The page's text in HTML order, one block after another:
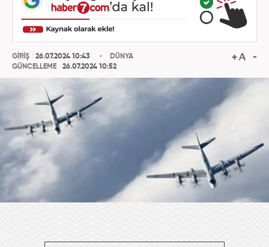
GİRİŞ
26.07.2024 10:43
GÜNCELLEME
26.07.2024 10:52
DÜNYA